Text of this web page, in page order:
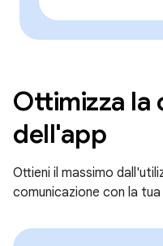
Ottimizza la
dell'app
Ottieni il massimo
comunicazione con la tua